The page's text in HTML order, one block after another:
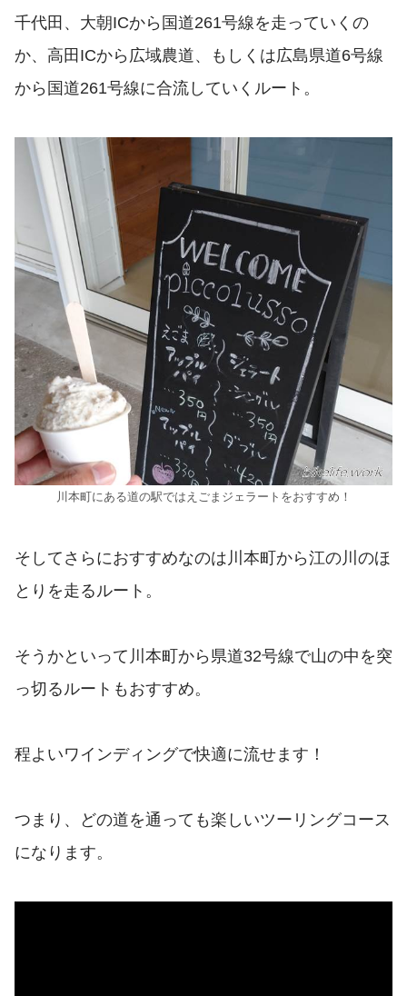
千代田、大朝ICから国道261号線を走っていくの
か、高田ICから広域農道、もしくは広島県道6号線
から国道261号線に合流していくルート。
川本町にある道の駅ではえごまジェラートをおすすめ！
そしてさらにおすすめなのは川本町から江の川のほ
とりを走るルート。
そうかといって川本町から県道32号線で山の中を突
っ切るルートもおすすめ。
程よいワインディングで快適に流せます！
つまり、どの道を通っても楽しいツーリングコース
になります。